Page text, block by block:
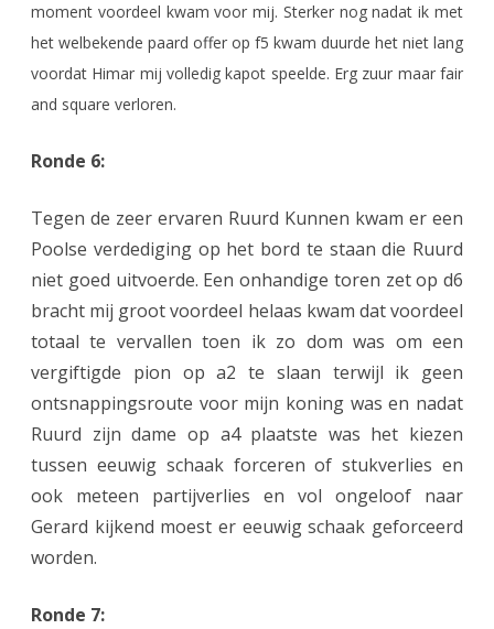
moment voordeel kwam voor mij. Sterker nog nadat ik met
het welbekende paard offer op f5 kwam duurde het niet lang
voordat Himar mij volledig kapot speelde. Erg zuur maar fair
and square verloren.
Ronde 6:
Tegen de zeer ervaren Ruurd Kunnen kwam er een
Poolse verdediging op het bord te staan die Ruurd
niet goed uitvoerde. Een onhandige toren zet op d6
bracht mij groot voordeel helaas kwam dat voordeel
totaal te vervallen toen ik zo dom was om een
vergiftigde pion op a2 te slaan terwijl ik geen
ontsnappingsroute voor mijn koning was en nadat
Ruurd zijn dame op a4 plaatste was het kiezen
tussen eeuwig schaak forceren of stukverlies en
ook meteen partijverlies en vol ongeloof naar
Gerard kijkend moest er eeuwig schaak geforceerd
worden.
Ronde 7: